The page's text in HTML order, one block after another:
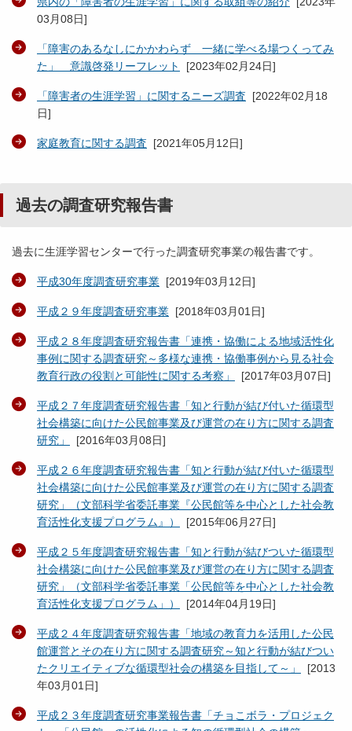
03月08日]
「障害のあるなしにかかわらず 一緒に学べる場つくってみ
た」 意識啓発リーフレット
[2023年02月24日]
「障害者の生涯学習」に関するニーズ調査 [2022年02月18
日]
家庭教育に関する調査 [2021年05月12日]
過去の調査研究報告書
過去に生涯学習センターで行った調査研究事業の報告書です。
平成30年度調査研究事業 [2019年03月12日]
平成２９年度調査研究事業 [2018年03月01日]
平成２８年度調査研究報告書「連携・協働による地域活性化
事例に関する調査研究～多様な連携・協働事例から見る社会
教育行政の役割と可能性に関する考察」
[2017年03月07日]
平成２７年度調査研究報告書「知と行動が結び付いた循環型
社会構築に向けた公民館事業及び運営の在り方に関する調査
研究」
[2016年03月08日]
平成２６年度調査研究報告書「知と行動が結び付いた循環型
社会構築に向けた公民館事業及び運営の在り方に関する調査
研究」（文部科学省委託事業『公民館等を中心とした社会教
育活性化支援プログラム』）
[2015年06月27日]
平成２５年度調査研究報告書「知と行動が結びついた循環型
社会構築に向けた公民館事業及び運営の在り方に関する調査
研究」（文部科学省委託事業「公民館等を中心とした社会教
育活性化支援プログラム」）
[2014年04月19日]
平成２４年度調査研究報告書「地域の教育力を活用した公民
館運営とその在り方に関する調査研究～知と行動が結びつい
たクリエイティブな循環型社会の構築を目指して～」
[2013
年03月01日]
平成２３年度調査研究事業報告書「チョこボラ・プロジェク